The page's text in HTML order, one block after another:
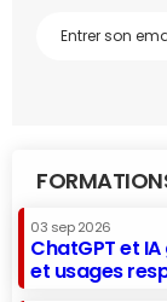
03 sep 2026
ChatGPT et
et usages